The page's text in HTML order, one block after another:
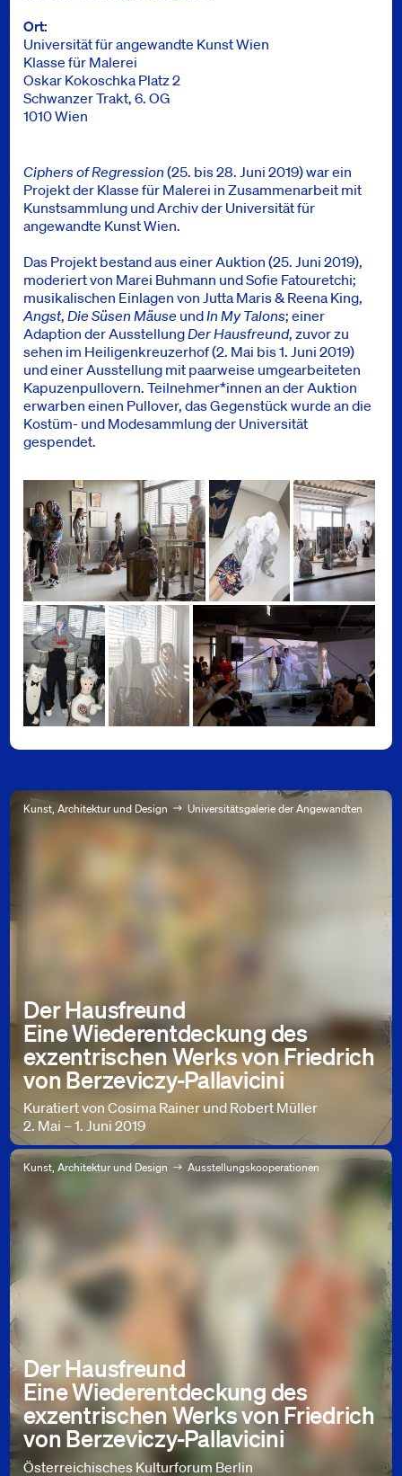
Ort
Universität für angewandte Kunst Wien
Klasse für Malerei
Oskar Kokoschka Platz 2
Schwanzer Trakt, 6. OG
1010 Wien
Ciphers of Regression(25. bis 28. Juni 2019) war ein
Projekt der Klasse für Malerei in Zusammenarbeit mit
Kunstsammlung und Archiv der Universität für
angewandte Kunst Wien.
Das Projekt bestand aus einer Auktion (25. Juni 2019),
moderiert von Marei Buhmann und Sofie Fatouretchi;
musikalischen Einlagen von Jutta Maris & Reena King,
Angst,Die Süsen Mäuse undIn My Talons; einer
Adaption der AusstellungDer Hausfreund, zuvor zu
sehen im Heiligenkreuzerhof (2. Mai bis 1. Juni 2019)
und einer Ausstellung mit paarweise umgearbeiteten
Kapuzenpullovern. Teilnehmer*innen an der Auktion
erwarben einen Pullover, das Gegenstück wurde an die
Kostüm- und Modesammlung der Universität
gespendet.
Bilder
Abteilung Malerei / Prof. Henning Bohl, Universität für angewandte
Foto: Martina Lajczak
Abteilung Malerei / Prof. Henning
Foto: Martina Lajczak
Abteilung Malerei /
Foto: Martina Lajczak
Foto: Martina LajczakFoto: Martina LajczakFoto: Mani Froh
Der Hausfreund
Eine Wiederentdeckung des
exzentrischen Werks von Friedrich
von Berzeviczy-Pallavicini
Kuratiert von Cosima Rainer und Robert Müller
2. Mai – 1. Juni 2019
Kunst, Architektur und Design Universitätsgalerie der Angewandten
Der Hausfreund
Eine Wiederentdeckung des
exzentrischen Werks von Friedrich
von Berzeviczy-Pallavicini
Österreichisches Kulturforum Berlin
Kunst, Architektur und Design Ausstellungskooperationen